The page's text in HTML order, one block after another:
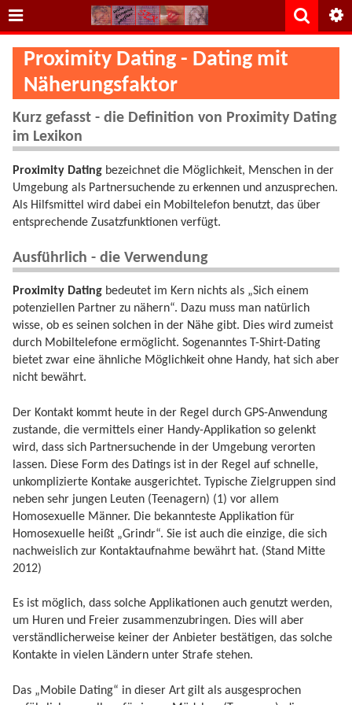
Proximity Dating - Dating mit
Näherungsfaktor
Kurz gefasst - die Definition von Proximity Dating
im Lexikon
Proximity Dating bezeichnet die Möglichkeit, Menschen in der
Umgebung als Partnersuchende zu erkennen und anzusprechen.
Als Hilfsmittel wird dabei ein Mobiltelefon benutzt, das über
entsprechende Zusatzfunktionen verfügt.
Ausführlich - die Verwendung
Proximity Dating bedeutet im Kern nichts als „Sich einem
potenziellen Partner zu nähern“. Dazu muss man natürlich
wisse, ob es seinen solchen in der Nähe gibt. Dies wird zumeist
durch Mobiltelefone ermöglicht. Sogenanntes T-Shirt-Dating
bietet zwar eine ähnliche Möglichkeit ohne Handy, hat sich aber
nicht bewährt.
Der Kontakt kommt heute in der Regel durch GPS-Anwendung
zustande, die vermittels einer Handy-Applikation so gelenkt
wird, dass sich Partnersuchende in der Umgebung verorten
lassen. Diese Form des Datings ist in der Regel auf schnelle,
unkomplizierte Kontake ausgerichtet. Typische Zielgruppen sind
neben sehr jungen Leuten (Teenagern) (1) vor allem
Homosexuelle Männer. Die bekannteste Applikation für
Homosexuelle heißt „Grindr“. Sie ist auch die einzige, die sich
nachweislich zur Kontaktaufnahme bewährt hat. (Stand Mitte
2012)
Es ist möglich, dass solche Applikationen auch genutzt werden,
um Huren und Freier zusammenzubringen. Dies will aber
verständlicherweise keiner der Anbieter bestätigen, das solche
Kontakte in vielen Ländern unter Strafe stehen.
Das „Mobile Dating“ in dieser Art gilt als ausgesprochen